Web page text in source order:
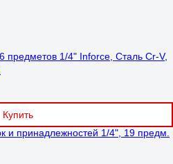
предметов 1/4" Inforce, Сталь Cr-V,
Купить